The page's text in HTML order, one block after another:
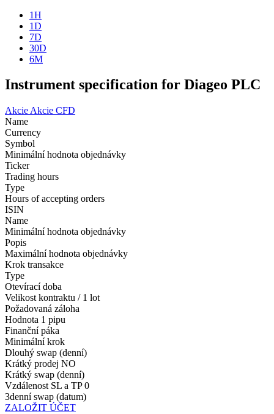
1H
1D
7D
30D
6M
Instrument specification for Diageo PLC
Akcie Akcie CFD
Name
Currency
Symbol
Minimální hodnota objednávky
Ticker
Trading hours
Type
Hours of accepting orders
ISIN
Name
Minimální hodnota objednávky
Popis
Maximální hodnota objednávky
Krok transakce
Type
Otevírací doba
Velikost kontraktu / 1 lot
Požadovaná záloha
Hodnota 1 pipu
Finanční páka
Minimální krok
Dlouhý swap (denní)
Krátký prodej NO
Krátký swap (denní)
Vzdálenost SL a TP 0
3denní swap (datum)
ZALOŽIT ÚČET